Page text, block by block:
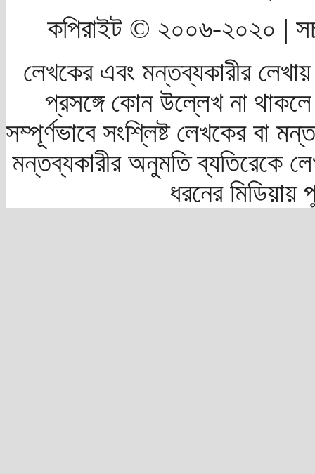
কপিরাইট © ২০০৬-২০২০ |
লেখকের এবং মন্তব্যকারীর
প্রসঙ্গে কোন উল্লেখ না
সম্পূর্ণভাবে সংশ্লিষ্ট লেখকের বা
মন্তব্যকারীর অনুমতি ব্যতিরেকে
ধরনের মিডিয়ায়